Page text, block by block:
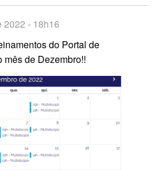
7 de dezembro de 2022 - 18h16
do Portal de
de Dezembro!!